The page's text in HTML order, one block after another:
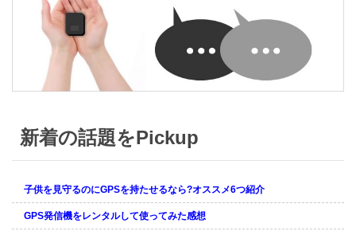
新着の話題をPickup
子供を見守るのにGPSを持たせるなら?オススメ6つ紹介
GPS発信機をレンタルして使ってみた感想